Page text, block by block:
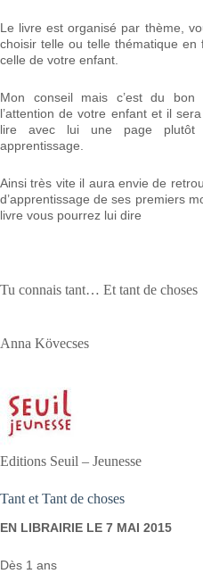
Le livre est organisé par thème,
choisir telle ou telle thématique en
celle de votre enfant.
Mon conseil mais c’est du
l’attention de votre enfant et il
lire avec lui une page
apprentissage.
Ainsi très vite il aura envie de
d’apprentissage de ses premiers
livre vous pourrez lui dire
Tu connais tant… Et tant de choses
Anna Kövecses
Editions Seuil – Jeunesse
Tant et Tant de choses
EN LIBRAIRIE LE 7 MAI 2015
Dès 1 ans